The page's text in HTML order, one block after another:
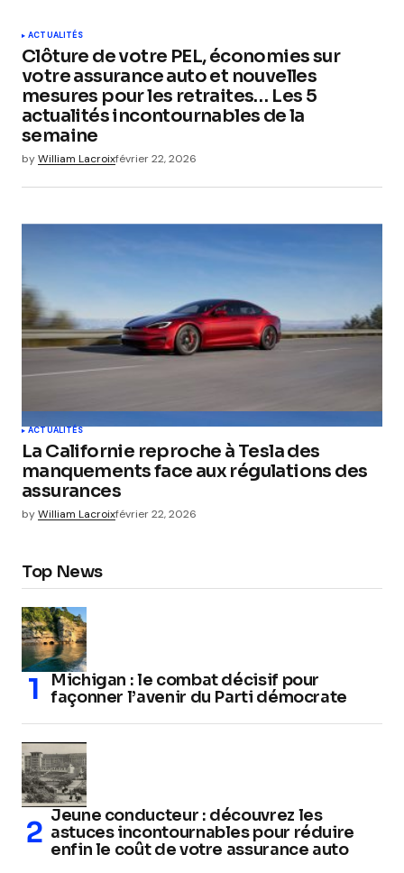
ACTUALITÉS
Clôture de votre PEL, économies sur
votre assurance auto et nouvelles
mesures pour les retraites… Les 5
actualités incontournables de la
semaine
byWilliam Lacroixfévrier 22, 2026
ACTUALITÉS
La Californie reproche à Tesla des
manquements face aux régulations des
assurances
byWilliam Lacroixfévrier 22, 2026
Top News
Michigan : le combat décisif pour
façonner l’avenir du Parti démocrate
Jeune conducteur : découvrez les
astuces incontournables pour réduire
enfin le coût de votre assurance auto